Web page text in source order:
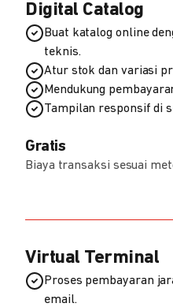
Digital Catalog
Buat katalog online
teknis.
Atur stok dan variasi
Mendukung
Tampilan responsif di
Gratis
Biaya transaksi sesuai
Virtual Terminal
Proses pembayaran
email.